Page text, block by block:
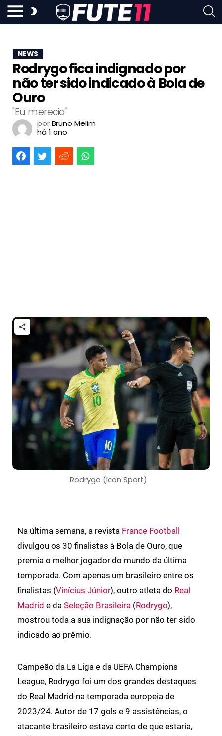
NEWS
Rodrygo fica indignado por
não ter sido indicado à Bola de
Ouro
"Eu merecia"
porBruno Melim
há 1 ano
Rodrygo (Icon Sport)
Na última semana, a revista France Football
divulgou os 30 finalistas à Bola de Ouro, que
premia o melhor jogador do mundo da última
temporada. Com apenas um brasileiro entre os
finalistas (Vinícius Júnior), outro atleta do Real
Madrid e da Seleção Brasileira (Rodrygo),
mostrou toda a sua indignação por não ter sido
indicado ao prêmio.
Campeão da La Liga e da UEFA Champions
League, Rodrygo foi um dos grandes destaques
do Real Madrid na temporada europeia de
2023/24. Autor de 17 gols e 9 assistências, o
atacante brasileiro estava certo de que estaria,